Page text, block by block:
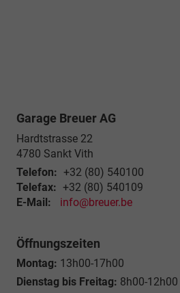
Garage Breuer AG
Hardtstrasse 22
4780 Sankt Vith
Telefon: +32 (80) 540100
Telefax: +32 (80) 540109
E-Mail:
info@breuer.be
Öffnungszeiten
Montag: 13h00-17h00
Dienstag bis Freitag: 8h00-